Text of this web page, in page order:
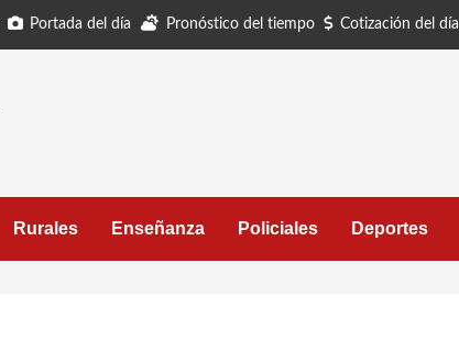
Portada del día Pronóstico del tiempo Cotización del día
Rurales Enseñanza Policiales Deportes